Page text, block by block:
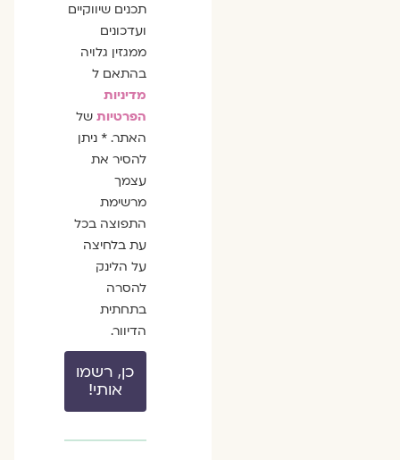
תכנים שיווקיים
ועדכונים
ממגזין גלויה
בהתאם ל
מדיניות
הפרטיותשל
האתר. * ניתן
להסיר את
עצמך
מרשימת
התפוצה בכל
עת בלחיצה
על הלינק
להסרה
בתחתית
הדיוור.
כן, רשמו
אותי!